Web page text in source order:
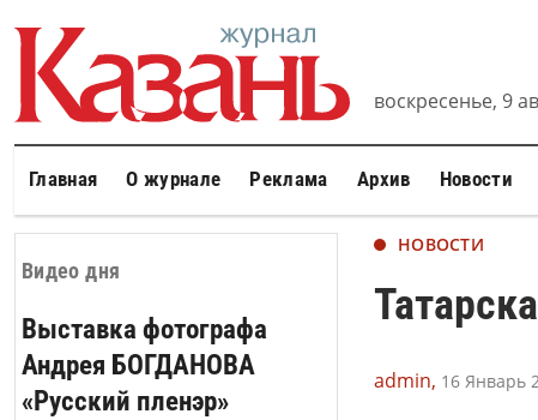
воскресенье, 9
Главная О журнале Реклама Архив Новости
Видео дня
Выставка фотографа
Андрея БОГДАНОВА
«Русский пленэр»
НОВОСТИ
admin, 16 Январь